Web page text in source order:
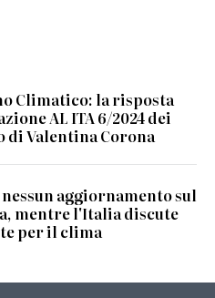
Climatico: la risposta
AL ITA 6/2024 dei
di Valentina Corona
aggiornamento sul
mentre l'Italia discute
per il clima